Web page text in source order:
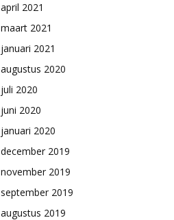
april 2021
maart 2021
januari 2021
augustus 2020
juli 2020
juni 2020
januari 2020
december 2019
november 2019
september 2019
augustus 2019